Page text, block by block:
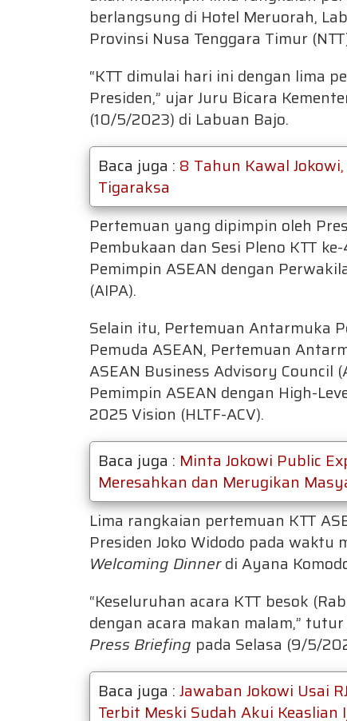
berlangsung di Hotel Meruorah,
Provinsi Nusa Tenggara Timur
“KTT dimulai hari ini dengan lima
Presiden,” ujar Juru Bicara
(10/5/2023) di Labuan Bajo.
Baca juga : 8 Tahun Kawal
Tigaraksa
Pertemuan yang dipimpin oleh
Pembukaan dan Sesi Pleno KTT
Pemimpin ASEAN dengan
(AIPA).
Selain itu, Pertemuan Antarmuka
Pemuda ASEAN, Pertemuan
ASEAN Business Advisory Council
Pemimpin ASEAN dengan High-
2025 Vision (HLTF-ACV).
Baca juga : Minta Jokowi Public
Meresahkan dan Merugikan
Lima rangkaian pertemuan KTT
Presiden Joko Widodo pada
Welcoming Dinnerdi Ayana
“Keseluruhan acara KTT besok
dengan acara makan malam,”
Press Briefing pada Selasa (9/5/
Baca juga : Jawaban Jokowi Usai
Terbit Meski Sudah Akui Keaslian